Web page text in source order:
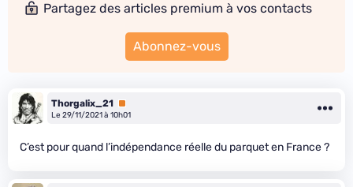
Partagez des articles premium à vos contacts
Abonnez-vous
Thorgalix_21 Premium
Le 29/11/2021 à 10h01
C’est pour quand l’indépendance réelle du parquet en France ?